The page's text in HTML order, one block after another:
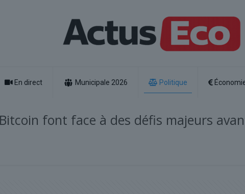
En direct Municipale 2026 Politique
font face à des défis majeurs